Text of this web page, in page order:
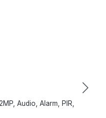
Audio, Alarm, PIR,